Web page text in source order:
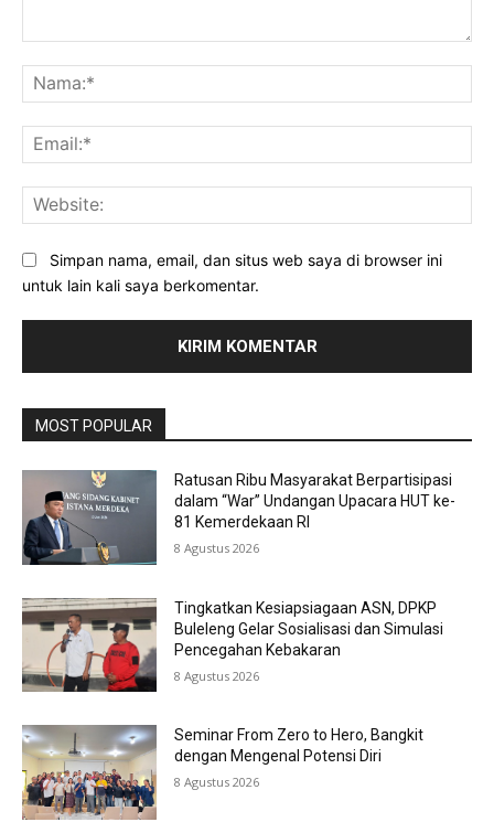
Simpan nama, email, dan situs web saya di browser ini
untuk lain kali saya berkomentar.
MOST POPULAR
Ratusan Ribu Masyarakat Berpartisipasi
dalam “War” Undangan Upacara HUT ke-
81 Kemerdekaan RI
8 Agustus 2026
Tingkatkan Kesiapsiagaan ASN, DPKP
Buleleng Gelar Sosialisasi dan Simulasi
Pencegahan Kebakaran
8 Agustus 2026
Seminar From Zero to Hero, Bangkit
dengan Mengenal Potensi Diri
8 Agustus 2026